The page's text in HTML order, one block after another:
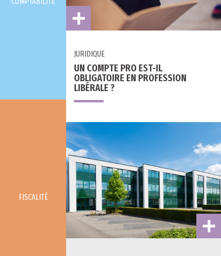
FISCALITÉ
JURIDIQUE
UN COMPTE PRO EST-IL
OBLIGATOIRE EN PROFESSION
LIBÉRALE ?